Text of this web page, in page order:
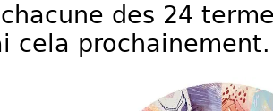
des 24
cela prochainement.